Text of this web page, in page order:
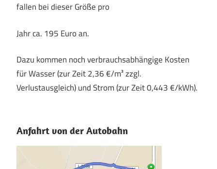
fallen bei dieser Größe pro
Jahr ca. 195 Euro an.
Dazu kommen noch verbrauchsabhängige Kosten
für Wasser (zur Zeit 2,36 €/m³ zzgl.
Verlustausgleich) und Strom (zur Zeit 0,443 €/kWh).
Anfahrt von der Autobahn